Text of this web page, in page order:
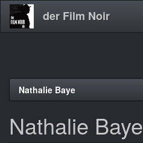
Direkt
der Film Noir
Nathalie Baye
Nathalie Baye